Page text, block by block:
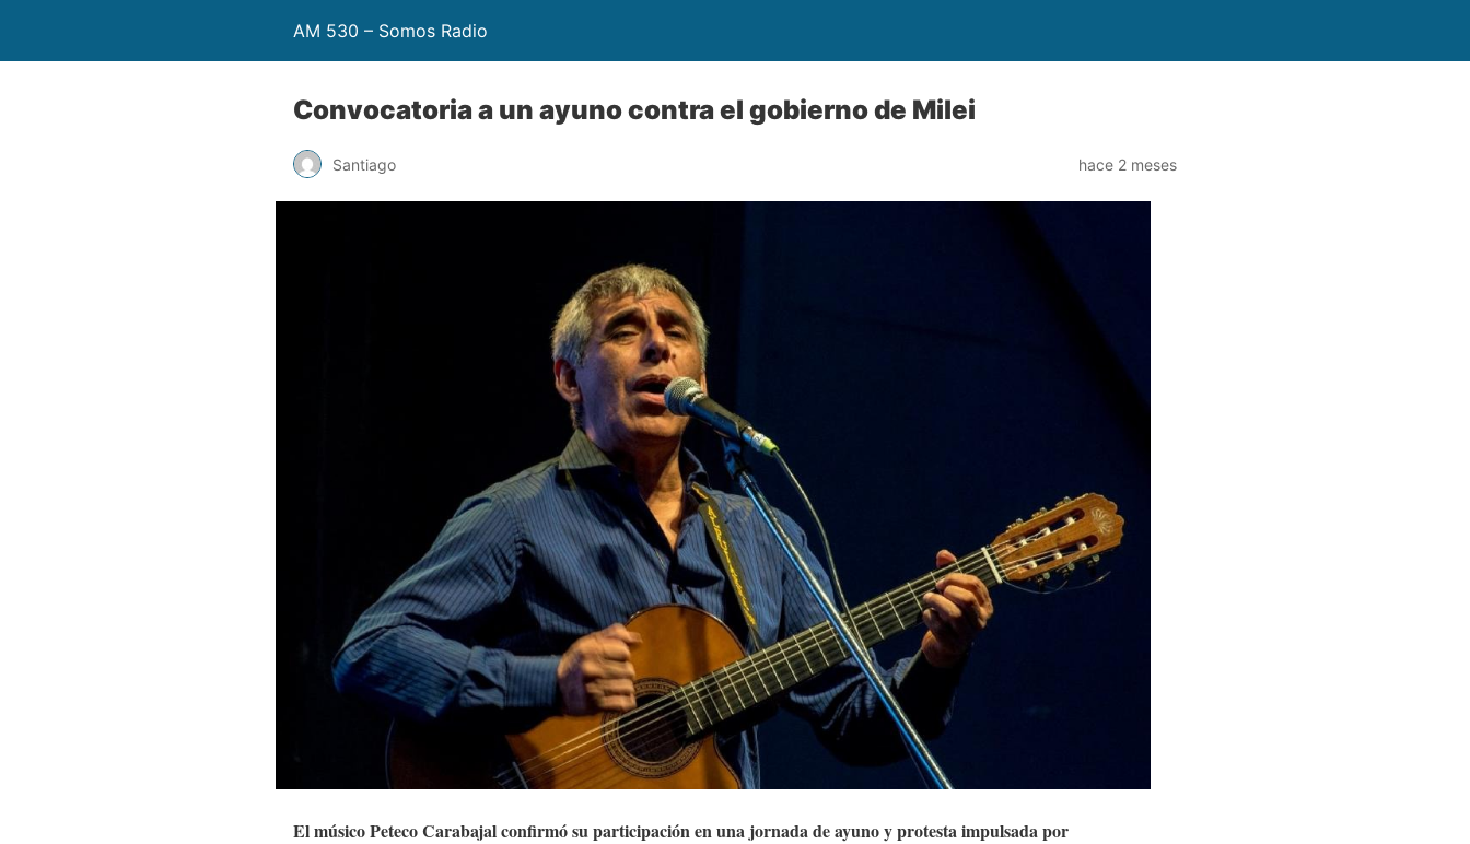
AM 530 – Somos Radio
Convocatoria a un ayuno contra el gobierno de Milei
Santiago hace 2 meses
El músico Peteco Carabajal confirmó su participación en una jornada de ayuno y protesta impulsada por